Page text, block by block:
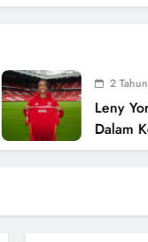
Tahun Ago
Yoro Ungkap Peran
Kepindahannya Ke
£58 Juta